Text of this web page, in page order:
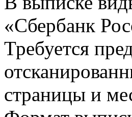
«Сбербанк
Требуется
страницы и